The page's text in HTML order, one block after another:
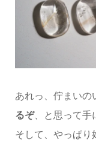
あれっ、佇まいの
るぞ、と思って手
そして、やっぱり